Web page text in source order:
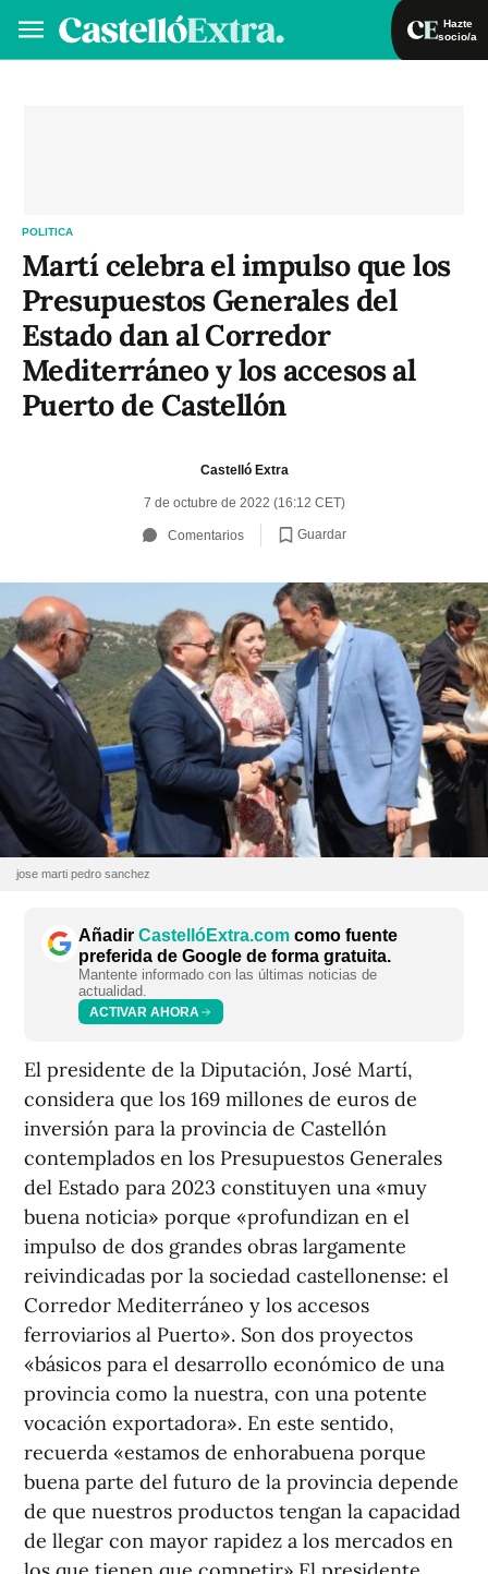
Hazte
socio/a
POLITICA
Martí celebra el impulso que los
Presupuestos Generales del
Estado dan al Corredor
Mediterráneo y los accesos al
Puerto de Castellón
Castelló Extra
7 de octubre de 2022 (16:12 CET)
Comentarios Guardar
jose marti pedro sanchez
Añadir CastellóExtra.com como fuente
preferida de Google de forma gratuita.
Mantente informado con las últimas noticias de
actualidad.
ACTIVAR AHORA
El presidente de la Diputación, José Martí,
considera que los 169 millones de euros de
inversión para la provincia de Castellón
contemplados en los Presupuestos Generales
del Estado para 2023 constituyen una «muy
buena noticia» porque «profundizan en el
impulso de dos grandes obras largamente
reivindicadas por la sociedad castellonense: el
Corredor Mediterráneo y los accesos
ferroviarios al Puerto». Son dos proyectos
«básicos para el desarrollo económico de una
provincia como la nuestra, con una potente
vocación exportadora». En este sentido,
recuerda «estamos de enhorabuena porque
buena parte del futuro de la provincia depende
de que nuestros productos tengan la capacidad
de llegar con mayor rapidez a los mercados en